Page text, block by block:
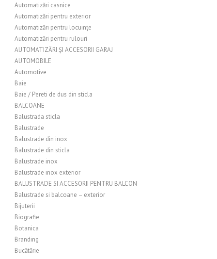
Automatizări casnice
Automatizări pentru exterior
Automatizări pentru locuințe
Automatizări pentru rulouri
AUTOMATIZĂRI ȘI ACCESORII GARAJ
AUTOMOBILE
Automotive
Baie
Baie / Pereti de dus din sticla
BALCOANE
Balustrada sticla
Balustrade
Balustrade din inox
Balustrade din sticla
Balustrade inox
Balustrade inox exterior
BALUSTRADE SI ACCESORII PENTRU BALCON
Balustrade si balcoane – exterior
Bijuterii
Biografie
Botanica
Branding
Bucătărie